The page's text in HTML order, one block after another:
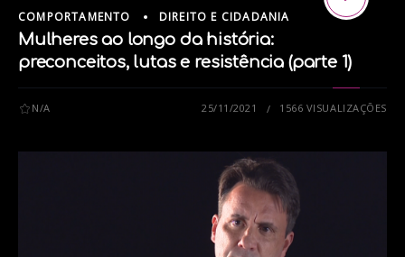
COMPORTAMENTO DIREITO E CIDADANIA
Mulheres ao longo da história:
preconceitos, lutas e resistência (parte 1)
N/A 25/11/2021 1566 VISUALIZAÇÕES